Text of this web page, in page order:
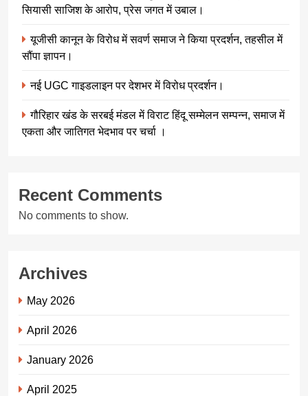
सियासी साजिश के आरोप, प्रेस जगत में उबाल।
यूजीसी कानून के विरोध में सवर्ण समाज ने किया प्रदर्शन, तहसील में
सौंपा ज्ञापन।
नई UGC गाइडलाइन पर देशभर में विरोध प्रदर्शन।
गौरिहार खंड के सरबई मंडल में विराट हिंदू सम्मेलन सम्पन्न, समाज में
एकता और जातिगत भेदभाव पर चर्चा ।
Recent Comments
No comments to show.
Archives
May 2026
April 2026
January 2026
April 2025